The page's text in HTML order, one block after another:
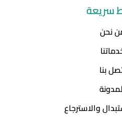
سريعة
نحن
بنا
والاسترجاع